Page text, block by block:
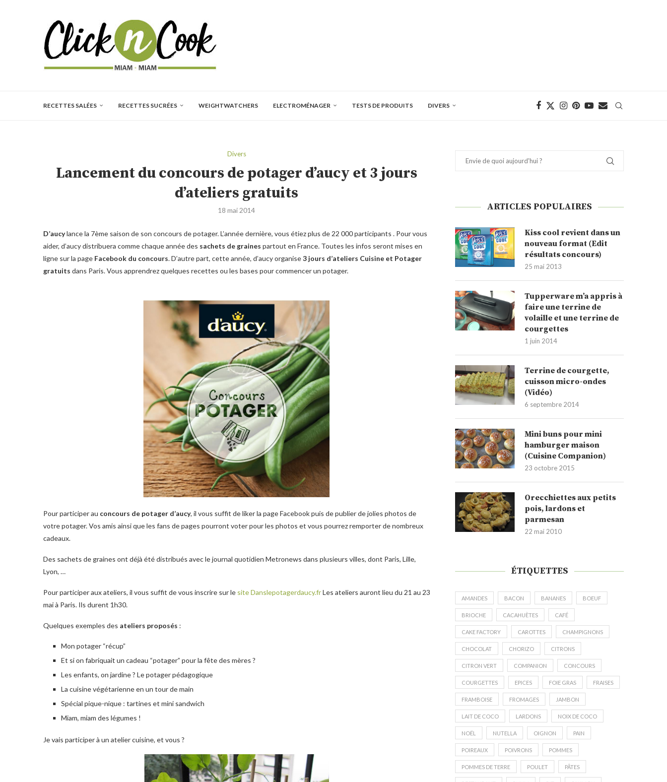
RECETTES SALÉES RECETTES SUCRÉES WEIGHTWATCHERS ELECTROMÉNAGER TESTS DE PRODUITS DIVERS
Divers
Lancement du concours de potager d’aucy et 3 jours
d’ateliers gratuits
18 mai 2014
D’aucylance la 7ème saison de son concours de potager. L’année dernière, vous étiez plus de 22 000 participants . Pour vous
aider, d’aucy distribuera comme chaque année des sachets de graines partout en France. Toutes les infos seront mises en
ligne sur la page Facebook du concours. D’autre part, cette année, d’aucy organise3 jours d’ateliers Cuisine et Potager
gratuits dans Paris. Vous apprendrez quelques recettes ou les bases pour commencer un potager.
Pour participer au concours de potager d’aucy, il vous suffit de liker la page Facebook puis de publier de jolies photos de
votre potager. Vos amis ainsi que les fans de pages pourront voter pour les photos et vous pourrez remporter de nombreux
cadeaux.
Des sachets de graines ont déjà été distribués avec le journal quotidien Metronews dans plusieurs villes, dont Paris, Lille,
Lyon, …
Pour participer aux ateliers, il vous suffit de vous inscrire sur le site Danslepotagerdaucy.frLes ateliers auront lieu du 21 au 23
mai à Paris. Ils durent 1h30.
Quelques exemples des ateliers proposés :
Mon potager “récup”
Et si on fabriquait un cadeau “potager” pour la fête des mères ?
Les enfants, on jardine ? Le potager pédagogique
La cuisine végétarienne en un tour de main
Spécial pique-nique : tartines et mini sandwich
Miam, miam des légumes !
Je vais participer à un atelier cuisine, et vous ?
ARTICLES POPULAIRES
Kiss cool revient dans un
nouveau format (Edit
résultats concours)
25 mai 2013
Tupperware m’a appris à
faire une terrine de
volaille et une terrine de
courgettes
1 juin 2014
Terrine de courgette,
cuisson micro-ondes
(Vidéo)
6 septembre 2014
Mini buns pour mini
hamburger maison
(Cuisine Companion)
23 octobre 2015
Orecchiettes aux petits
pois, lardons et
parmesan
22 mai 2010
ÉTIQUETTES
AMANDES BACON BANANES BOEUF
BRIOCHE CACAHUÈTES CAFÉ
CAKE FACTORY CAROTTES CHAMPIGNONS
CHOCOLAT CHORIZO CITRONS
CITRON VERT COMPANION CONCOURS
COURGETTES EPICES FOIE GRAS FRAISES
FRAMBOISE FROMAGES JAMBON
LAIT DE COCO LARDONS NOIX DE COCO
NOËL NUTELLA OIGNON PAIN
POIREAUX POIVRONS POMMES
POMMES DE TERRE POULET PÂTES